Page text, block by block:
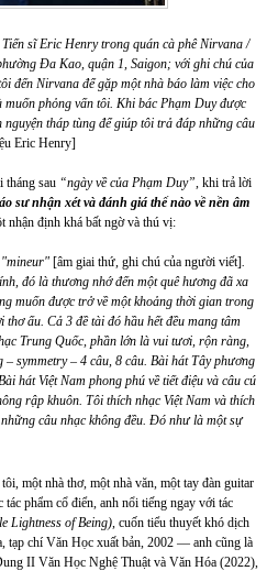
sĩ Eric Henry trong quán cà phê Nirvana /
Đa Kao, quận 1, Saigon; với ghi chú của
ôi đến Nirvana đểgặp một nhà báo làm việc cho
muốn phỏng vấn tôi. Khi bác Phạm Duy được
nguyện tháp tùng để giúp tôi trả đáp những câu
Eric Henry]
tháng sau “ngày về của Phạm Duy”, khi trả lời
sư nhận xét và đánh giá thế nào về nền âm
nhận định khá bất ngờ và thú vị:
"mineur" [âm giai thứ, ghi chú của người viết].
đó là thương nhớ đến một quê hương đã xa
muốn được trở về một khoảng thời gian trong
thơ ấu. Cả 3 đề tài đó hầu hết đều mang tâm
Trung Quốc, phần lớn là vui tươi, rộn ràng,
symmetry – 4 câu, 8 câu. Bài hát Tây phương
hát Việt Nam phong phú về tiết điệu và câu cú
rập khuôn. Tôi thích nhạc Việt Nam và thích
câu nhạc không đều. Đó như là một sự
một nhà thơ, một nhà văn, một tay đàn guitar
phẩm cổ điển, anh nổi tiếng ngay với tác
Lightness of Being), cuốn tiểu thuyết khó dịch
tạp chí Văn Học xuất bản, 2002 — anh cũng là
II Văn Học Nghệ Thuật và Văn Hóa (2022),